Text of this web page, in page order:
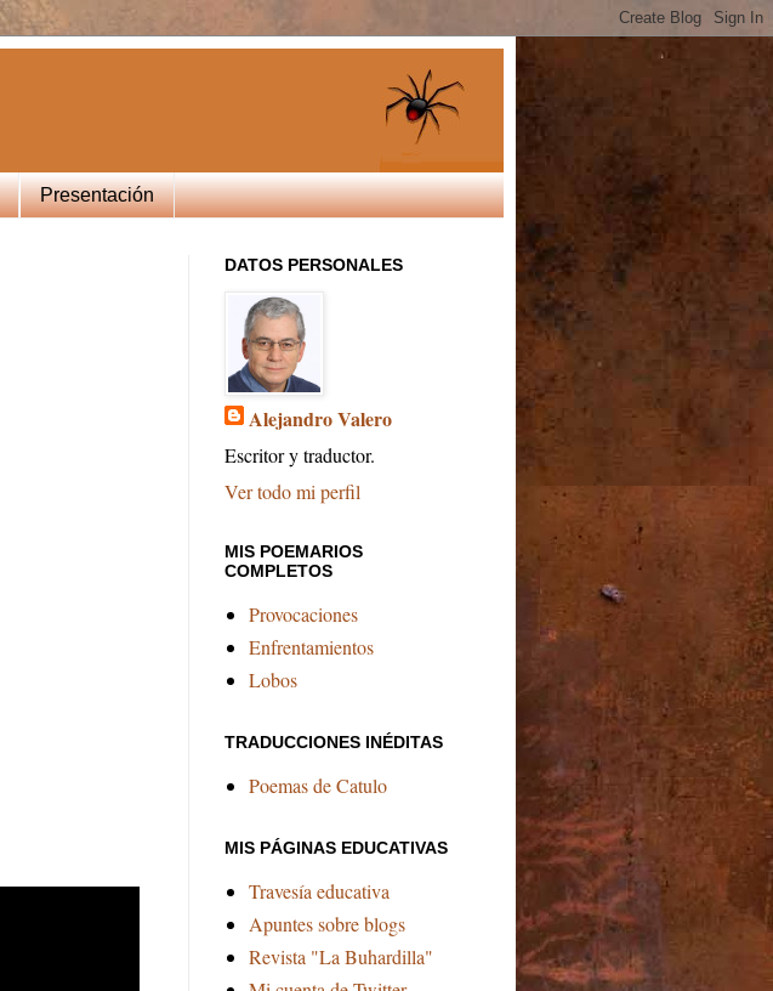
Presentación
DATOS PERSONALES
Alejandro Valero
Escritor y traductor.
Ver todo mi perfil
MIS POEMARIOS
COMPLETOS
Provocaciones
Enfrentamientos
Lobos
TRADUCCIONES INÉDITAS
Poemas de Catulo
MIS PÁGINAS EDUCATIVAS
Travesía educativa
Apuntes sobre blogs
Revista "La Buhardilla"